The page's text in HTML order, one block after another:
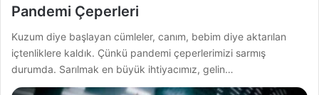
Pandemi Çeperleri
Kuzum diye başlayan cümleler, canım, bebim diye aktarılan
içtenliklere kaldık. Çünkü pandemi çeperlerimizi sarmış
durumda. Sarılmak en büyük ihtiyacımız, gelin…